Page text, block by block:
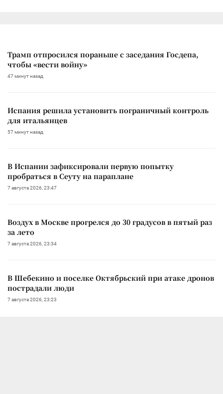
Трамп отпросился пораньше с заседания Госдепа,
чтобы «вести войну»
47 минут назад
Испания решила установить пограничный контроль
для итальянцев
57 минут назад
В Испании зафиксировали первую попытку
пробраться в Сеуту на параплане
7 августа 2026, 23:47
Воздух в Москве прогрелся до 30 градусов в пятый раз
за лето
7 августа 2026, 23:34
В Шебекино и поселке Октябрьский при атаке дронов
пострадали люди
7 августа 2026, 23:23